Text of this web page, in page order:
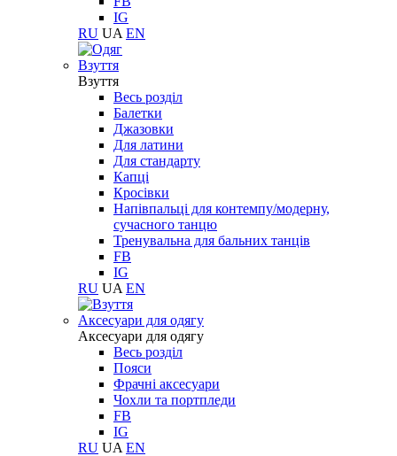
IG
RU UA EN
Взуття
Взуття
Весь розділ
Балетки
Джазовки
Для латини
Для стандарту
Капці
Кросівки
Напівпальці для контемпу/модерну,
сучасного танцю
Тренувальна для бальних танців
FB
IG
RU UA EN
Aксесуари для одягу
Aксесуари для одягу
Весь розділ
Пояси
Фрачні аксесуари
Чохли та портпледи
FB
IG
RU UA EN